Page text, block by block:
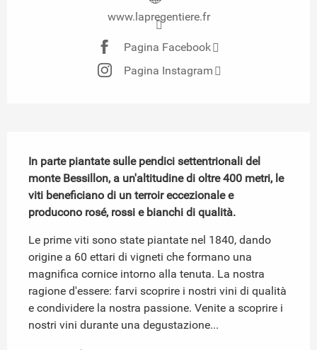
www.lapregentiere.fr
Pagina Facebook
Pagina Instagram
In parte piantate sulle pendici settentrionali del
monte Bessillon, a un'altitudine di oltre 400 metri, le
viti beneficiano di un terroir eccezionale e
producono rosé, rossi e bianchi di qualità.
Le prime viti sono state piantate nel 1840, dando
origine a 60 ettari di vigneti che formano una
magnifica cornice intorno alla tenuta. La nostra
ragione d'essere: farvi scoprire i nostri vini di qualità
e condividere la nostra passione. Venite a scoprire i
nostri vini durante una degustazione...